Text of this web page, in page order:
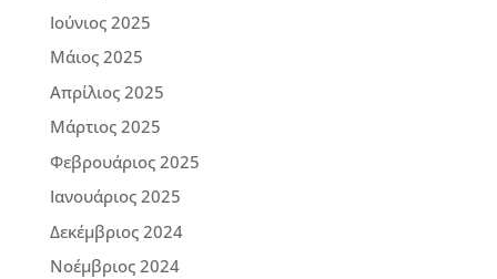
Ιούνιος 2025
Μάιος 2025
Απρίλιος 2025
Μάρτιος 2025
Φεβρουάριος 2025
Ιανουάριος 2025
Δεκέμβριος 2024
Νοέμβριος 2024